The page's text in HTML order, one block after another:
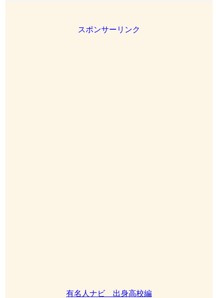
スポンサーリンク
有名人ナビ 出身高校編